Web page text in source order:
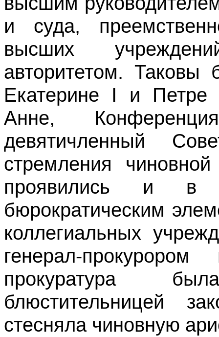
и суда,
высших
авторитетом.
Екатерине I и Петре
Анне,
девятичленный
стремления чиновной
проявились и в
бюрократическим
коллегиальных
генерал-
прокуратура
блюстительницей
стесняла чиновную